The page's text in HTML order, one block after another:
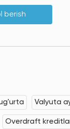
berish
Valyuta
Overdraft